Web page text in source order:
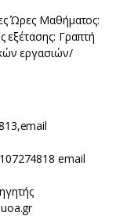
Ώρες Μαθήματος:
Γραπτή
εργασιών/
email